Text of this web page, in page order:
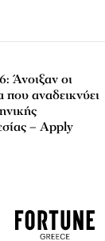
Άνοιξαν οι
που αναδεικνύει
– Apply